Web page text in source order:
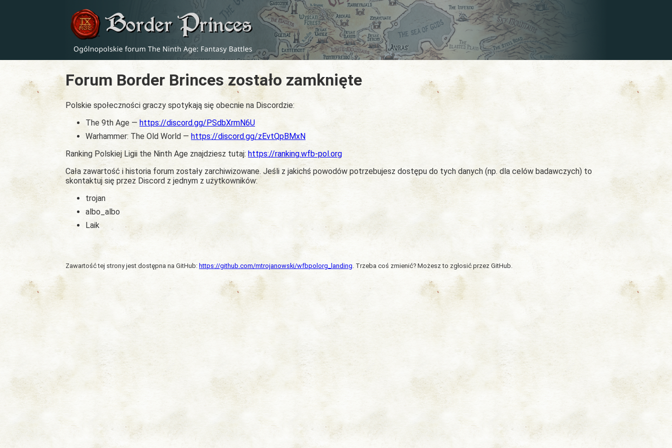
Forum Border Brinces zostało zamknięte
Polskie społeczności graczy spotykają się obecnie na Discordzie:
The 9th Age — https://discord.gg/PSdbXrmN6U
Warhammer: The Old World — https://discord.gg/zEvtQpBMxN
Ranking Polskiej Ligii the Ninth Age znajdziesz tutaj: https://ranking.wfb-pol.org
Cała zawartość i historia forum zostały zarchiwizowane. Jeśli z jakichś powodów potrzebujesz dostępu do tych danych (np. dla celów badawczych) to
skontaktuj się przez Discord z jednym z użytkowników:
trojan
albo_albo
Laik
Zawartość tej strony jest dostępna na GitHub: https://github.com/mtrojanowski/wfbpolorg_landing . Trzeba coś zmienić? Możesz to zgłosić przez GitHub.